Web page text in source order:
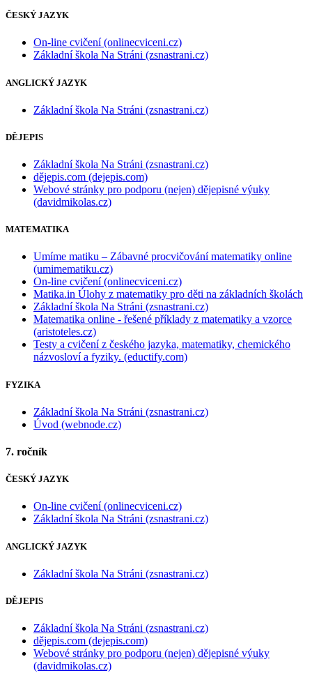
ČESKÝ JAZYK
On-line cvičení (onlinecviceni.cz)
Základní škola Na Stráni (zsnastrani.cz)
ANGLICKÝ JAZYK
Základní škola Na Stráni (zsnastrani.cz)
DĚJEPIS
Základní škola Na Stráni (zsnastrani.cz)
dějepis.com (dejepis.com)
Webové stránky pro podporu (nejen) dějepisné výuky
(davidmikolas.cz)
MATEMATIKA
Umíme matiku – Zábavné procvičování matematiky online
(umimematiku.cz)
On-line cvičení (onlinecviceni.cz)
Matika.in Úlohy z matematiky pro děti na základních školách
Základní škola Na Stráni (zsnastrani.cz)
Matematika online - řešené příklady z matematiky a vzorce
(aristoteles.cz)
Testy a cvičení z českého jazyka, matematiky, chemického
názvosloví a fyziky. (eductify.com)
FYZIKA
Základní škola Na Stráni (zsnastrani.cz)
Úvod (webnode.cz)
7. ročník
ČESKÝ JAZYK
On-line cvičení (onlinecviceni.cz)
Základní škola Na Stráni (zsnastrani.cz)
ANGLICKÝ JAZYK
Základní škola Na Stráni (zsnastrani.cz)
DĚJEPIS
Základní škola Na Stráni (zsnastrani.cz)
dějepis.com (dejepis.com)
Webové stránky pro podporu (nejen) dějepisné výuky
(davidmikolas.cz)